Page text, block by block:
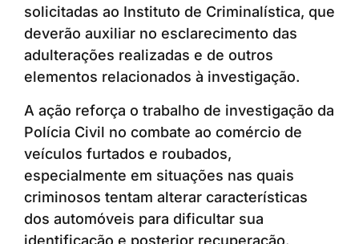
solicitadas ao Instituto de Criminalística, que
deverão auxiliar no esclarecimento das
adulterações realizadas e de outros
elementos relacionados à investigação.
A ação reforça o trabalho de investigação da
Polícia Civil no combate ao comércio de
veículos furtados e roubados,
especialmente em situações nas quais
criminosos tentam alterar características
dos automóveis para dificultar sua
identificação e posterior recuperação.